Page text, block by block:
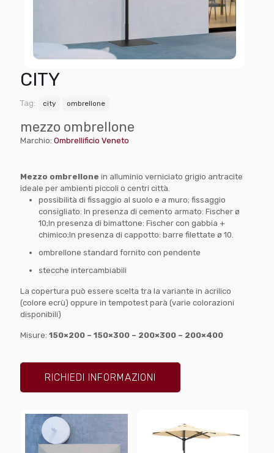
CITY
Tag: city ombrellone
mezzo ombrellone
Marchio: Ombrellificio Veneto
Mezzo ombrellone in alluminio verniciato grigio antracite
ideale per ambienti piccoli o centri città.
possibilità di fissaggio al suolo e a muro; fissaggio
consigliato: In presenza di cemento armato: Fischer ø
10;In presenza di bimattone: Fischer con gabbia +
chimico;In presenza di cappotto: barre filettate ø 10.
ombrellone standard fornito con pendente
stecche intercambiabili
La copertura può essere scelta tra la variante in acrilico
(colore ecrù) oppure in tempotest parà (varie colorazioni
disponibili)
Misure: 150×200 – 150×300 – 200×300 – 200×400
RICHIEDI INFORMAZIONI